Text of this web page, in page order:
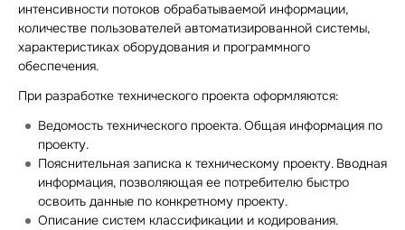
интенсивности потоков обрабатываемой информации,
количестве пользователей автоматизированной системы,
характеристиках оборудования и программного
обеспечения.
При разработке технического проекта оформляются:
Ведомость технического проекта. Общая информация по
проекту.
Пояснительная записка к техническому проекту. Вводная
информация, позволяющая ее потребителю быстро
освоить данные по конкретному проекту.
Описание систем классификации и кодирования.